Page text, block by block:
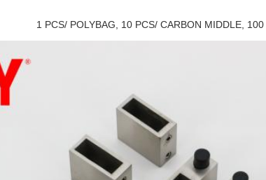
1 PCS/ POLYBAG, 10 PCS/ CARBON MIDDLE,